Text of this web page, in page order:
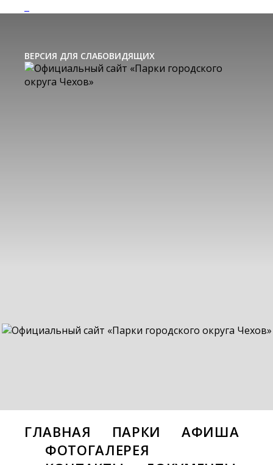
ВЕРСИЯ ДЛЯ СЛАБОВИДЯЩИХ
ГЛАВНАЯ ПАРКИ
АФИША
ФОТОГАЛЕРЕЯ